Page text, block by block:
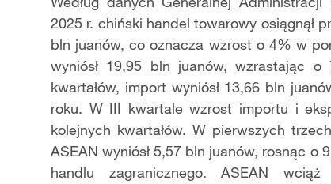
2025 r. chiński handel towarowy osiągnął
bln juanów, co oznacza wzrost o 4% w
wyniósł 19,95 bln juanów, wzrastając
kwartałów, import wyniósł 13,66 bln
roku. W III kwartale wzrost importu i
kolejnych kwartałów. W pierwszych
ASEAN wyniósł 5,57 bln juanów, rosnąc o
handlu zagranicznego. ASEAN